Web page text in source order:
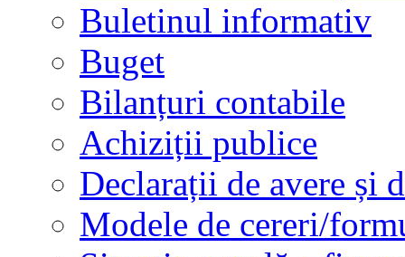
Buletinul informativ
Buget
Bilanțuri contabile
Achiziții publice
Declarații de avere și
Modele de cereri/